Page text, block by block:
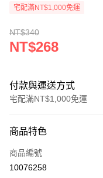
宅配滿NT$1,000免運
NT$340
NT$268
付款與運送方式
宅配滿NT$1,000免運
icash Pay
信用卡一次付款
商品特色
商品編號
10076258